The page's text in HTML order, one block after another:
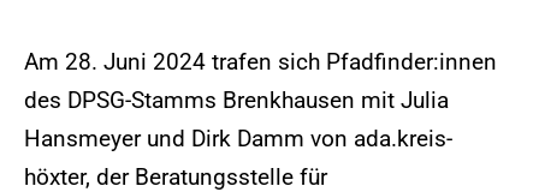
Am 28. Juni 2024 trafen sich Pfadfinder:innen
des DPSG-Stamms Brenkhausen mit Julia
Hansmeyer und Dirk Damm von ada.kreis-
höxter, der Beratungsstelle für